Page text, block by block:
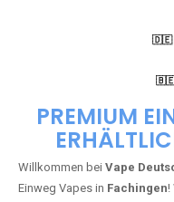
🇩🇪
🇧🇪
PREMIUM
Willkommen bei Vape
Einweg Vapes in Fachingen!